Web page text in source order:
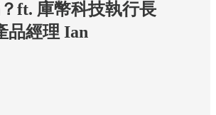
ft. 庫幣科技執行長
品經理 Ian